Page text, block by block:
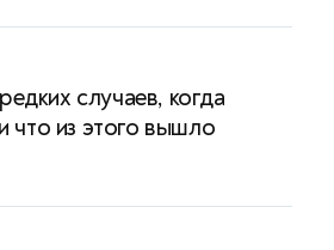
случаев, когда
что из этого вышло